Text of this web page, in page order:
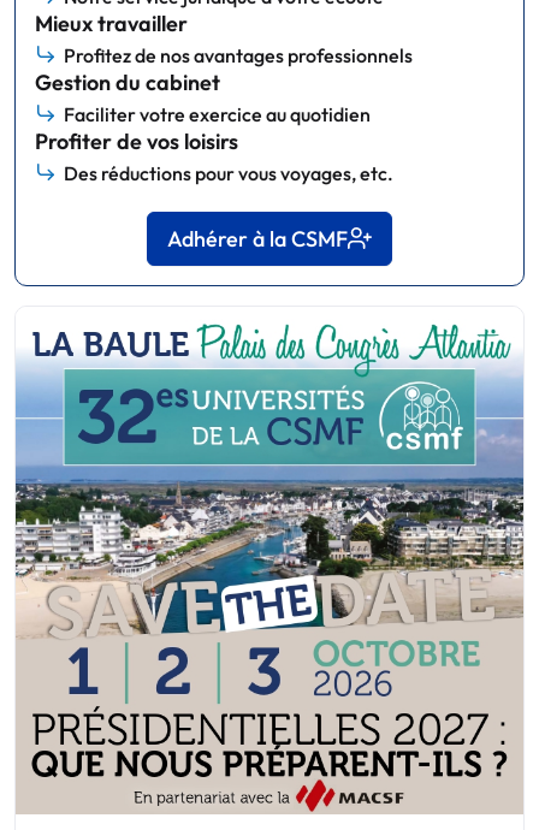
Mieux travailler
Profitez de nos avantages professionnels
Gestion du cabinet
Faciliter votre exercice au quotidien
Profiter de vos loisirs
Des réductions pour vous voyages, etc.
Adhérer à la CSMF